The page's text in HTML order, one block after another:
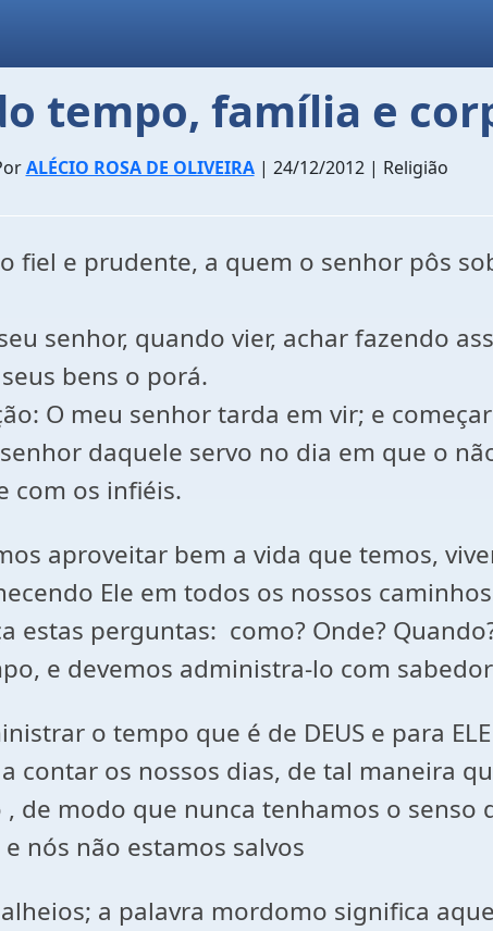
tempo, família e
ALÉCIO ROSA DE OLIVEIRA| 24/12/2012 | Religião
fiel e prudente, a quem o senhor pôs
senhor, quando vier, achar fazendo
bens o porá.
O meu senhor tarda em vir; e
daquele servo no dia em que o
com os infiéis.
aproveitar bem a vida que temos,
Ele em todos os nossos
estas perguntas: como? Onde?
e devemos administra-lo com
o tempo que é de DEUS e para
contar os nossos dias, de tal maneira
de modo que nunca tenhamos o senso
nós não estamos salvos
a palavra mordomo significa